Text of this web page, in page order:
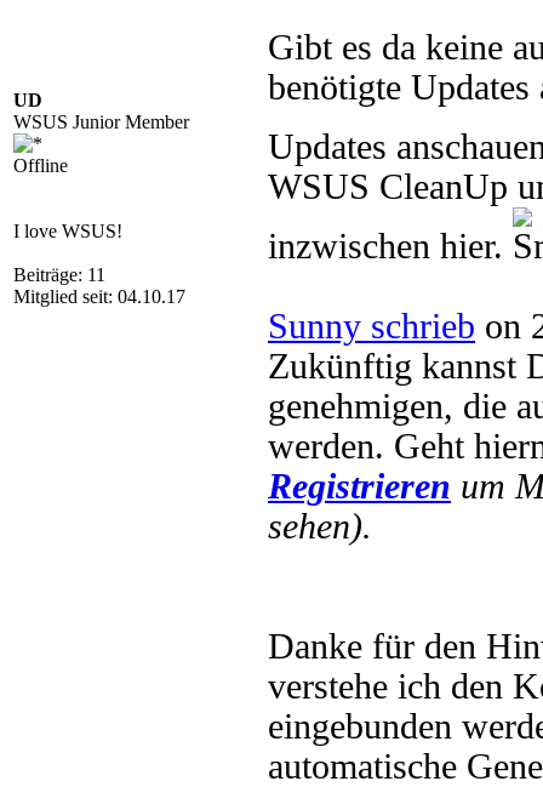
UD
WSUS Junior Member
Offline
I love WSUS!
Beiträge: 11
Mitglied seit: 04.10.17
Gibt es da keine
benötigte
Updates
WSUS CleanUp
inzwischen hier.
Sunny schrieb on
Zukünftig kannst
genehmigen, die
werden. Geht
Registrieren um
sehen).
Danke für den
verstehe ich den
eingebunden
automatische